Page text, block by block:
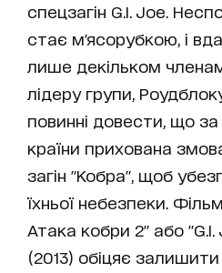
спецзагін G.I. Joe.
стає м'ясорубкою, і
лише декільком
лідеру групи,
повинні довести, що за
країни прихована
загін "Кобра", щоб
їхньої небезпеки.
Атака кобри 2" або
(2013) обіцяє